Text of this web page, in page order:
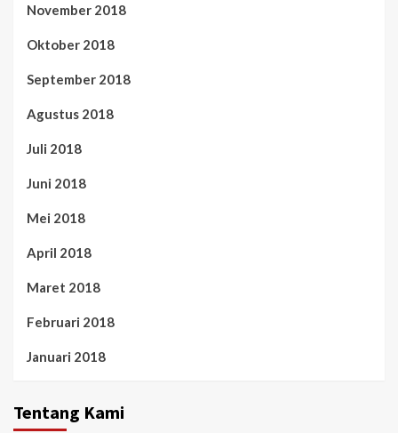
November 2018
Oktober 2018
September 2018
Agustus 2018
Juli 2018
Juni 2018
Mei 2018
April 2018
Maret 2018
Februari 2018
Januari 2018
Tentang Kami